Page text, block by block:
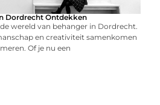
Dordrecht Ontdekken
wereld van behanger in Dordrecht.
en creativiteit samenkomen
Of je nu een